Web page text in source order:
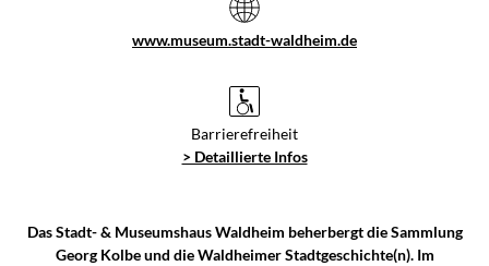
www.museum.stadt-waldheim.de
Barrierefreiheit
> Detaillierte Infos
Das Stadt- & Museumshaus Waldheim beherbergt die Sammlung
Georg Kolbe und die Waldheimer Stadtgeschichte(n). Im